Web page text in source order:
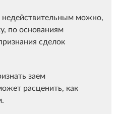
недействительным можно,
по основаниям
сделок
заем
расценить, как